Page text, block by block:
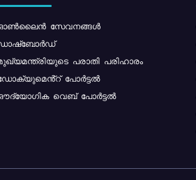
സേവനങ്ങൾ
പരാതി പരിഹാരം
പോർട്ടൽ
വെബ് പോർട്ടൽ